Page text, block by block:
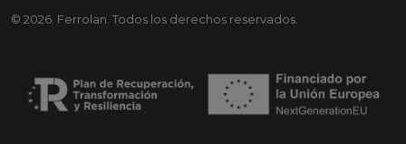
© 2026. Ferrolan. Todos los derechos reservados.